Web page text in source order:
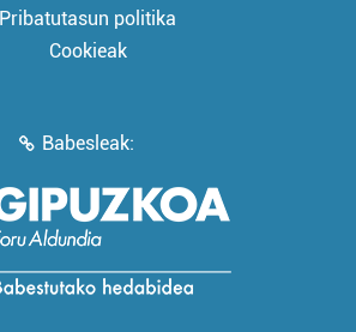
Pribatutasun politika
Cookieak
Babesleak: